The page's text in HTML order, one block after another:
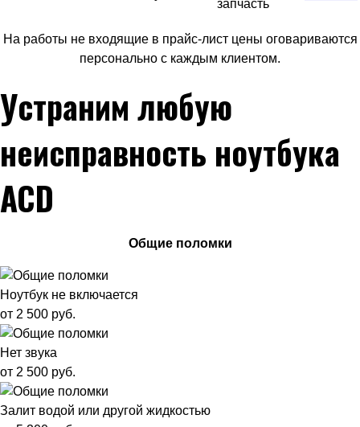
запчасть
На работы не входящие в прайс-лист цены оговариваются
персонально с каждым клиентом.
Устраним любую
неисправность ноутбука
ACD
Общие поломки
Ноутбук не включается
от 2 500 руб.
Нет звука
от 2 500 руб.
Залит водой или другой жидкостью